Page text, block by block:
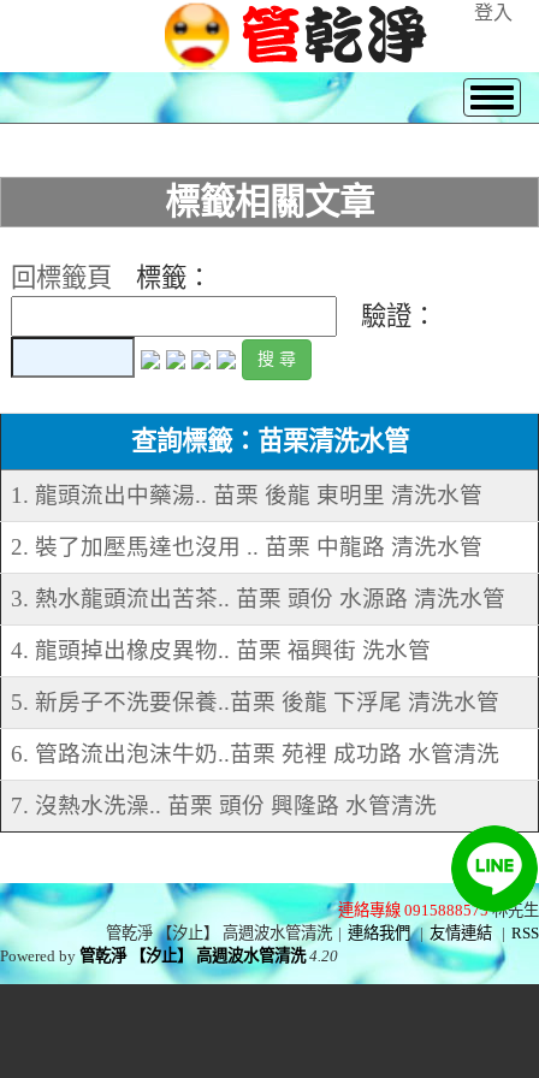
登入
標籤相關文章
回標籤頁
標籤：
驗證：
查詢標籤：苗栗清洗水管
1. 龍頭流出中藥湯.. 苗栗 後龍 東明里 清洗水管
2. 裝了加壓馬達也沒用 .. 苗栗 中龍路 清洗水管
3. 熱水龍頭流出苦茶.. 苗栗 頭份 水源路 清洗水管
4. 龍頭掉出橡皮異物.. 苗栗 福興街 洗水管
5. 新房子不洗要保養..苗栗 後龍 下浮尾 清洗水管
6. 管路流出泡沫牛奶..苗栗 苑裡 成功路 水管清洗
7. 沒熱水洗澡.. 苗栗 頭份 興隆路 水管清洗
連絡專線 0915888575 林先生
管乾淨 【汐止】 高週波水管清洗 | 連絡我們 | 友情連結 | RSS
Powered by管乾淨 【汐止】 高週波水管清洗 4.20